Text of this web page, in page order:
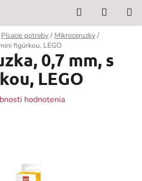
Hľadať
KOŠÍK
Písacie potreby / Mikroceruzky /
figúrkou, LEGO
0,7 mm, s
LEGO
hodnotenia